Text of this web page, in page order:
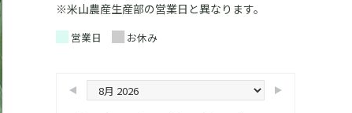
※米山農産生産部の営業日と異なります。
営業日 お休み